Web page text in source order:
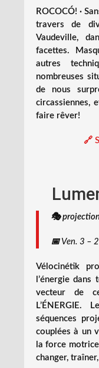
ROCOCÓ! ·
travers de
Vaudeville,
facettes.
autres
nombreuses
de nous
circassiennes,
faire rêver!
🔗
🎭
📅 Ven. 3 –
Vélocinétik
l’énergie
vecteur de
séquences
couplées à un
la force
changer,